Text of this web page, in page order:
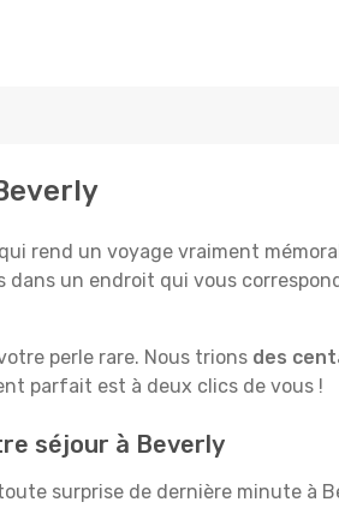
rend un voyage vraiment
dans un endroit qui vous
perle rare. Nous trions des
parfait est à deux clics de vous !
séjour à Beverly
surprise de dernière minute à